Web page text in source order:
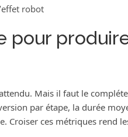
robot
pour
Mais il faut le
par étape, la durée
Croiser ces métriques rend